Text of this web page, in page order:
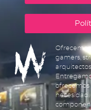
gamers,
ofrecemos